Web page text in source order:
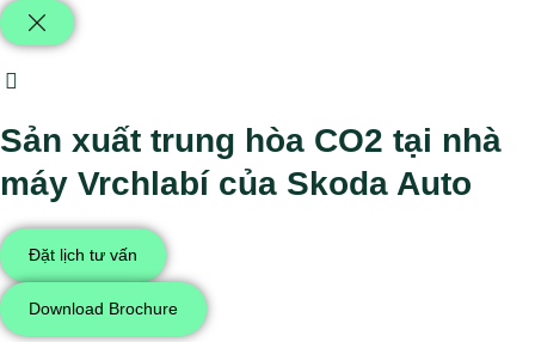
Sản xuất trung hòa CO2 tại nhà
máy Vrchlabí của Skoda Auto
Đặt lịch tư vấn
Download Brochure